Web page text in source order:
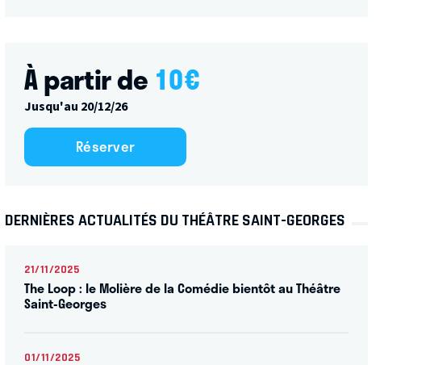
À partir de 10€
Jusqu'au 20/12/26
Réserver
DERNIÈRES ACTUALITÉS DU THÉÂTRE SAINT-GEORGES
21/11/2025
The Loop : le Molière de la Comédie bientôt au Théâtre
Saint-Georges
01/11/2025